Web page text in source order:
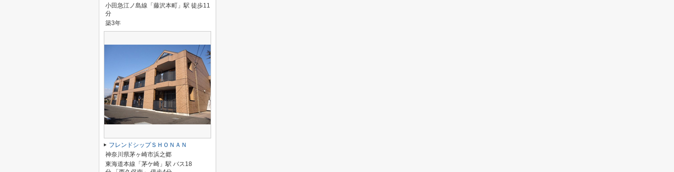
小田急江ノ島線「藤沢本町」駅 徒歩11
分
築3年
フレンドシップＳＨＯＮＡＮ
神奈川県茅ヶ崎市浜之郷
東海道本線「茅ケ崎」駅 バス18